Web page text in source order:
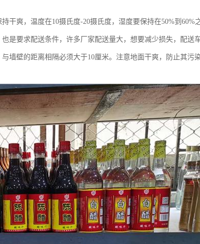
干爽，温度在10摄氏度-20摄氏度，湿度要保持在50%到60%
是要求配送条件，许多厂家配送量大，想要减少损失，配送
墙壁的距离相隔必须大于10厘米。注意地面干爽，防止其污